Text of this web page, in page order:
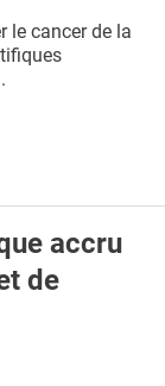
le cancer de la
accru
de